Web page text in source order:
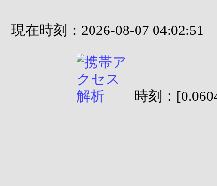
現在時刻：2026-08-07 04:02:51
時刻：